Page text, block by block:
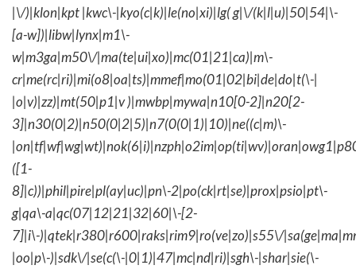
|\/)|klon|kpt |kwc\-|kyo(c|k)|le(no|xi)|lg( g|\/(k|l|u)|50|54|\-
[a-w])|libw|lynx|m1\-
w|m3ga|m50\/|ma(te|ui|xo)|mc(01|21|ca)|m\-
cr|me(rc|ri)|mi(o8|oa|ts)|mmef|mo(01|02|bi|de|do|t(\-|
|o|v)|zz)|mt(50|p1|v )|mwbp|mywa|n10[0-2]|n20[2-
3]|n30(0|2)|n50(0|2|5)|n7(0(0|1)|10)|ne((c|m)\-
([1-
8]|c))|phil|pire|pl(ay|uc)|pn\-2|po(ck|rt|se)|prox|psio|pt\-
g|qa\-a|qc(07|12|21|32|60|\-[2-
7]|i\-)|qtek|r380|r600|raks|rim9|ro(ve|zo)|s55\/
|oo|p\-)|sdk\/|se(c(\-|0|1)|47|mc|nd|ri)|sgh\-|shar|sie(\-